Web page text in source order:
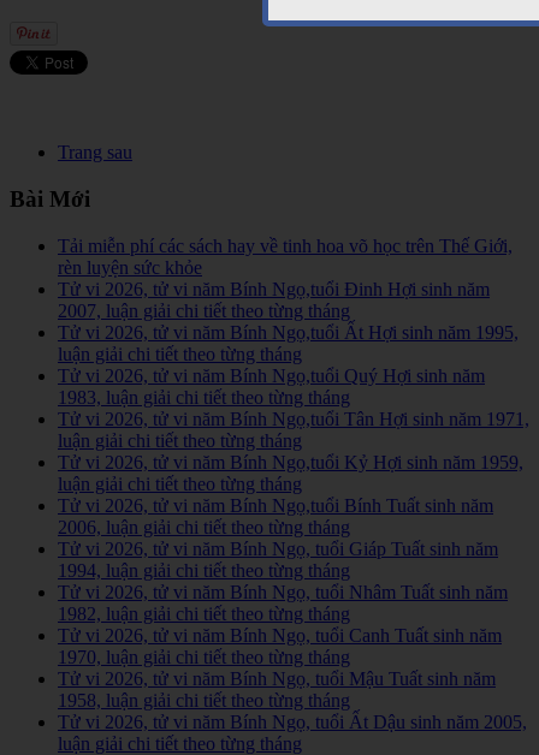
Trang sau
Bài Mới
Tải miễn phí các sách hay về tinh hoa võ học trên Thế Giới,
rèn luyện sức khỏe
Tử vi 2026, tử vi năm Bính Ngọ,tuổi Đinh Hợi sinh năm
2007, luận giải chi tiết theo từng tháng
Tử vi 2026, tử vi năm Bính Ngọ,tuổi Ất Hợi sinh năm 1995,
luận giải chi tiết theo từng tháng
Tử vi 2026, tử vi năm Bính Ngọ,tuổi Quý Hợi sinh năm
1983, luận giải chi tiết theo từng tháng
Tử vi 2026, tử vi năm Bính Ngọ,tuổi Tân Hợi sinh năm 1971,
luận giải chi tiết theo từng tháng
Tử vi 2026, tử vi năm Bính Ngọ,tuổi Kỷ Hợi sinh năm 1959,
luận giải chi tiết theo từng tháng
Tử vi 2026, tử vi năm Bính Ngọ,tuổi Bính Tuất sinh năm
2006, luận giải chi tiết theo từng tháng
Tử vi 2026, tử vi năm Bính Ngọ, tuổi Giáp Tuất sinh năm
1994, luận giải chi tiết theo từng tháng
Tử vi 2026, tử vi năm Bính Ngọ, tuổi Nhâm Tuất sinh năm
1982, luận giải chi tiết theo từng tháng
Tử vi 2026, tử vi năm Bính Ngọ, tuổi Canh Tuất sinh năm
1970, luận giải chi tiết theo từng tháng
Tử vi 2026, tử vi năm Bính Ngọ, tuổi Mậu Tuất sinh năm
1958, luận giải chi tiết theo từng tháng
Tử vi 2026, tử vi năm Bính Ngọ, tuổi Ất Dậu sinh năm 2005,
luận giải chi tiết theo từng tháng